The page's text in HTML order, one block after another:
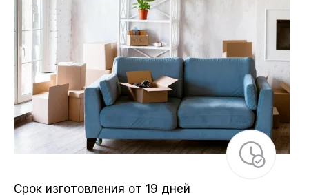
Срок изготовления от 19 дней